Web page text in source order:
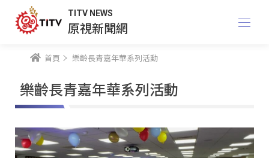
TITV NEWS
原視新聞網
首頁 樂齡長青嘉年華系列活動
樂齡長青嘉年華系列活動